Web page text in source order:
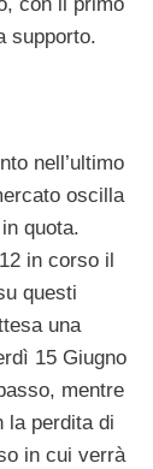
con il primo
supporto.
nell’ultimo
oscilla
quota.
in corso il
questi
una
15 Giugno
mentre
la perdita di
in cui verrà